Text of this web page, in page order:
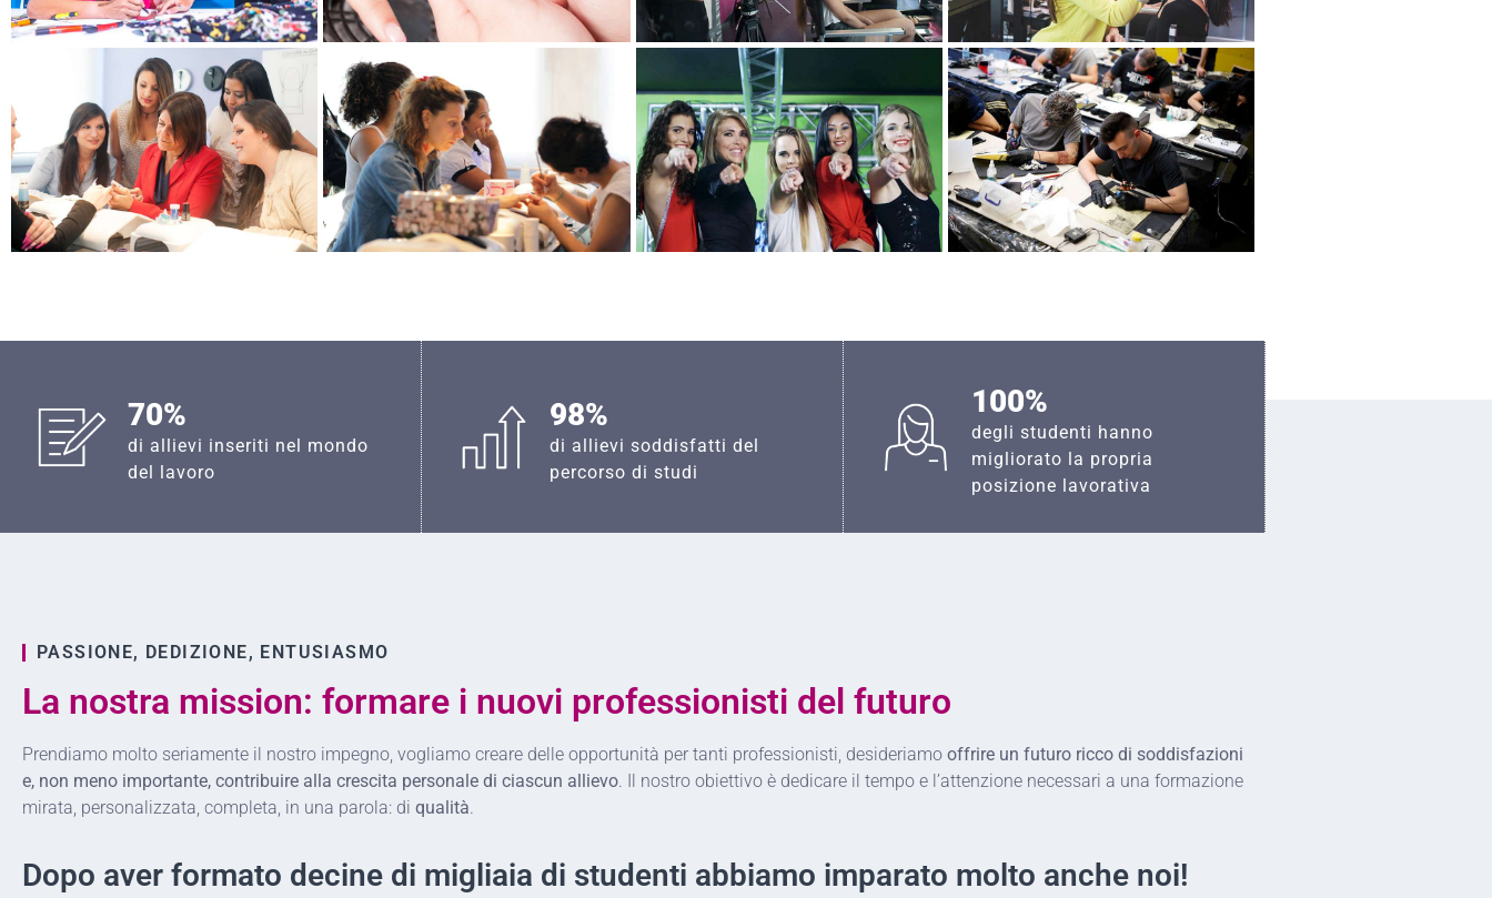
70%
di allievi inseriti nel mondo
del lavoro
98%
di allievi soddisfatti del
percorso di studi
100%
degli studenti hanno
migliorato la propria
posizione lavorativa
PASSIONE, DEDIZIONE, ENTUSIASMO
La nostra mission: formare i nuovi professionisti del futuro
Prendiamo molto seriamente il nostro impegno, vogliamo creare delle opportunità per tanti professionisti, desideriamo offrire un futuro ricco di soddisfazioni
e, non meno importante, contribuire alla crescita personale di ciascun allievo. Il nostro obiettivo è dedicare il tempo e l’attenzione necessari a una formazione
mirata, personalizzata, completa, in una parola: di qualità.
Dopo aver formato decine di migliaia di studenti abbiamo imparato molto anche noi!